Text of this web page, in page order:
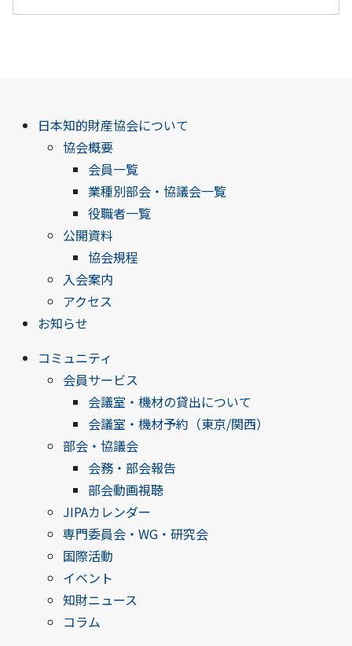
日本知的財産協会について
協会概要
会員一覧
業種別部会・協議会一覧
役職者一覧
公開資料
協会規程
入会案内
アクセス
お知らせ
コミュニティ
会員サービス
会議室・機材の貸出について
会議室・機材予約（東京/関西）
部会・協議会
会務・部会報告
部会動画視聴
JIPAカレンダー
専門委員会・WG・研究会
国際活動
イベント
知財ニュース
コラム